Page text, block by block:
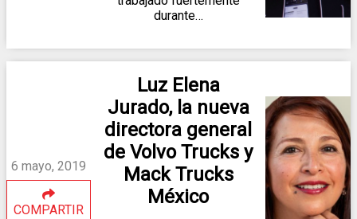
durante…
6 mayo, 2019
COMPARTIR
Luz Elena
Jurado, la nueva
directora general
de Volvo Trucks y
Mack Trucks
México